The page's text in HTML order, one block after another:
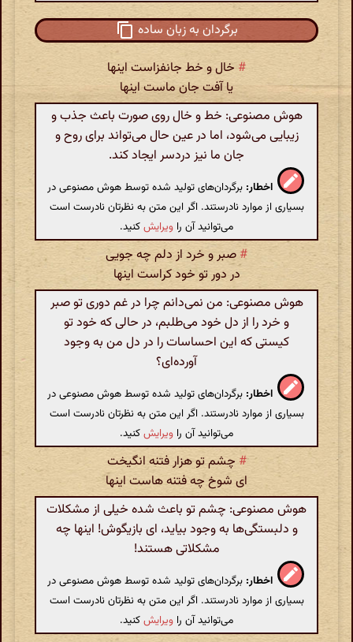
برگردان به زبان ساده
# خال و خط جانفزاست اینها
یا آفت جان ماست اینها
هوش مصنوعی: خط و خال روی صورت باعث جذب و
زیبایی می‌شود، اما در عین حال می‌تواند برای روح و
جان ما نیز دردسر ایجاد کند.
اخطار: برگردان‌های تولید شده توسط هوش مصنوعی در
بسیاری از موارد نادرستند. اگر این متن به نظرتان نادرست است
می‌توانید آن را ویرایشکنید.
# صبر و خرد از دلم چه جویی
در دور تو خود کراست اینها
هوش مصنوعی: من نمی‌دانم چرا در غم دوری تو صبر
و خرد را از دل خود می‌طلبم، در حالی که خود تو
کیستی که این احساسات را در دل من به وجود
آورده‌ای؟
اخطار: برگردان‌های تولید شده توسط هوش مصنوعی در
بسیاری از موارد نادرستند. اگر این متن به نظرتان نادرست است
می‌توانید آن را ویرایشکنید.
# چشم تو هزار فتنه انگیخت
ای شوخ چه فتنه هاست اینها
هوش مصنوعی: چشم تو باعث شده خیلی از مشکلات
و دلبستگی‌ها به وجود بیاید، ای بازیگوش! اینها چه
مشکلاتی هستند!
اخطار: برگردان‌های تولید شده توسط هوش مصنوعی در
بسیاری از موارد نادرستند. اگر این متن به نظرتان نادرست است
می‌توانید آن را ویرایشکنید.